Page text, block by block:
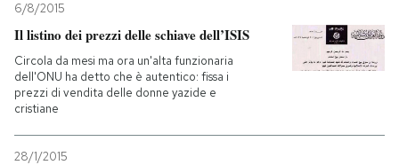
Entra
6/8/2015
Il listino dei prezzi delle schiave dell’ISIS
Circola da mesi ma ora un'alta funzionaria
dell'ONU ha detto che è autentico: fissa i
prezzi di vendita delle donne yazide e
cristiane
28/1/2015